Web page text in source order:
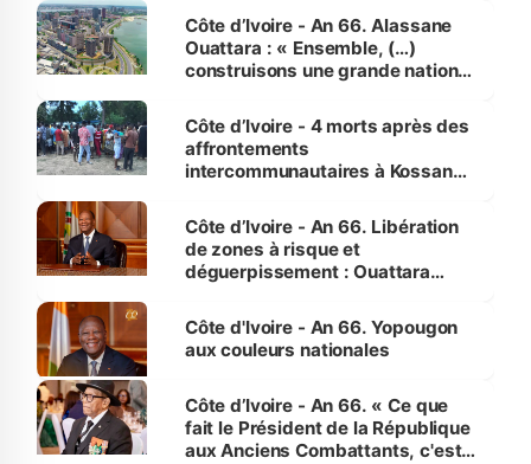
enfants
Côte d’Ivoire - An 66. Alassane
Ouattara : « Ensemble, (…)
construisons une grande nation
générations futures »
Côte d’Ivoire - 4 morts après des
affrontements
intercommunautaires à Kossandji
milieu des sinistrés
Côte d’Ivoire - An 66. Libération
de zones à risque et
déguerpissement : Ouattara
l'Etat de droit pour préserver les
vies humaines »
Côte d'Ivoire - An 66. Yopougon
aux couleurs nationales
Côte d’Ivoire - An 66. « Ce que
fait le Président de la République
aux Anciens Combattants, c'est